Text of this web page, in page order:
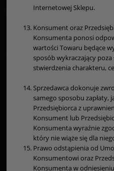
Konsument oraz
Konsumenta ponosi
wartości Towaru będące
sposób wykraczający
stwierdzenia charakteru,
Sprzedawca dokonuje
samego sposobu zapłaty,
Przedsiębiorca z
Konsument lub
Konsumenta wyraźnie
który nie wiąże się dla
Prawo odstąpienia od
Konsumentowi oraz
Konsumenta w